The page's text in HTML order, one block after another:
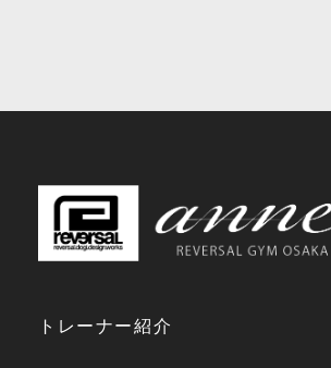
トレーナー紹介